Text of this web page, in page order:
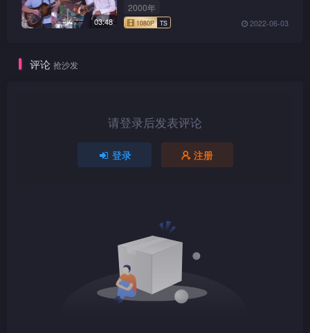
1080P TS
1080P
03:48
2000年
2022-06-03
评论 抢沙发
请登录后发表评论
登录 注册